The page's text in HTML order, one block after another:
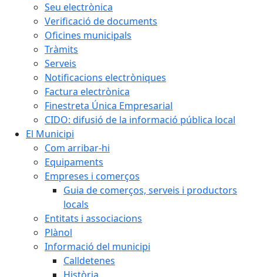
Seu electrònica
Verificació de documents
Oficines municipals
Tràmits
Serveis
Notificacions electròniques
Factura electrònica
Finestreta Única Empresarial
CIDO: difusió de la informació pública local
El Municipi
Com arribar-hi
Equipaments
Empreses i comerços
Guia de comerços, serveis i productors
locals
Entitats i associacions
Plànol
Informació del municipi
Calldetenes